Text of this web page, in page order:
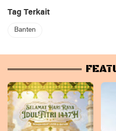
Tag Terkait
Banten